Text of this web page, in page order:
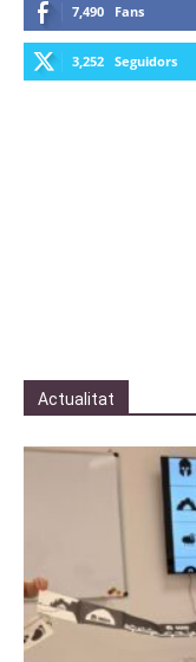
7,490 Fans
3,252 Seguidors
Actualitat